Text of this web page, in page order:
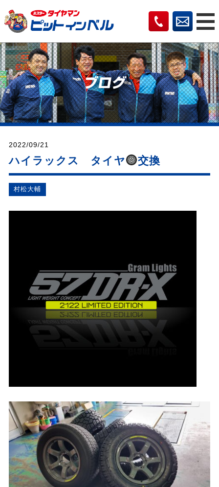
2022/09/21
ハイラックス タイヤ 交換
村松⼤輔